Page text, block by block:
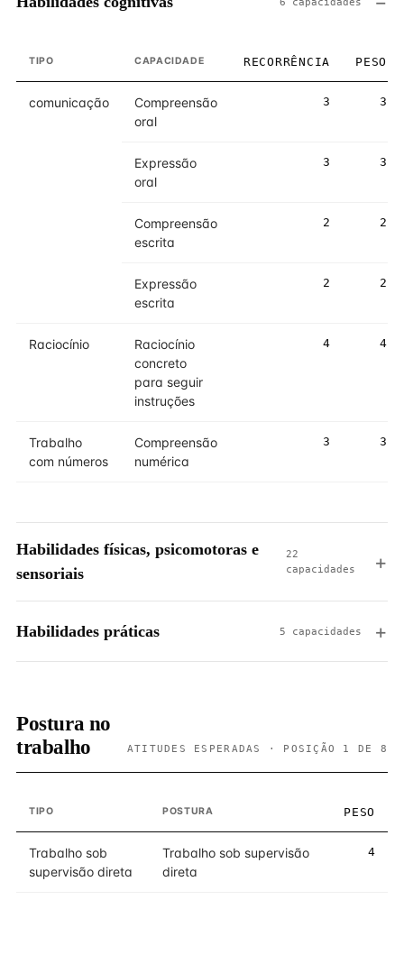
TIPO CAPACIDADE RECORRÊNCIA PESO
comunicação
Compreensão
oral
3 3
Expressão
oral
3 3
Compreensão
escrita
2 2
Expressão
escrita
2 2
Raciocínio
Raciocínio
concreto
para seguir
instruções
4 4
Trabalho
com números
Compreensão
numérica
3 3
Habilidades físicas, psicomotoras e
sensoriais
22
capacidades
Habilidades práticas 5 capacidades
Postura no
trabalho
ATITUDES ESPERADAS · POSIÇÃO 1 DE 8
TIPO POSTURA PESO
Trabalho sob
supervisão direta
Trabalho sob supervisão
direta
4